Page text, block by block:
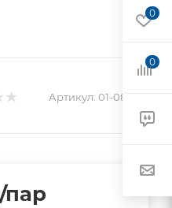
Артикул: 01-08-010
/пар
0
0